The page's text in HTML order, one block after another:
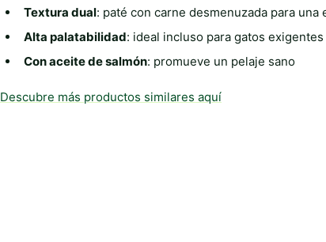
Textura dual: paté con carne desmenuzada para
Alta palatabilidad: ideal incluso para gatos exigentes
Con aceite de salmón: promueve un pelaje sano
Descubre más productos similares aquí